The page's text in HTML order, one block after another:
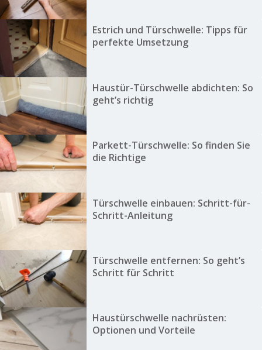
Estrich und Türschwelle: Tipps für
perfekte Umsetzung
Haustür-Türschwelle abdichten: So
geht’s richtig
Parkett-Türschwelle: So finden Sie
die Richtige
Türschwelle einbauen: Schritt-für-
Schritt-Anleitung
Türschwelle entfernen: So geht’s
Schritt für Schritt
Haustürschwelle nachrüsten:
Optionen und Vorteile